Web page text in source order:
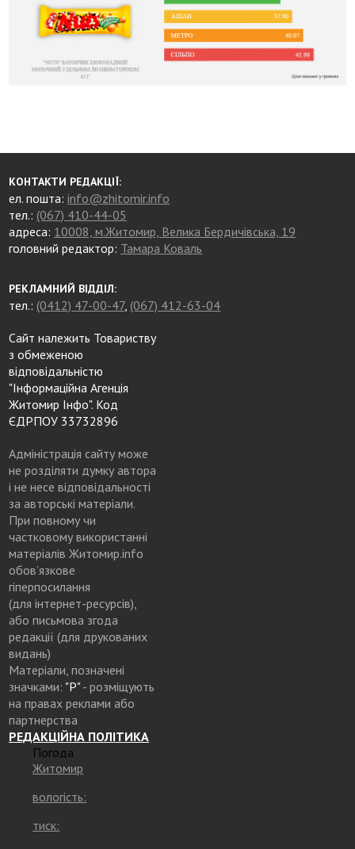
КОНТАКТИ РЕДАКЦІЇ:
ел. пошта:info@zhitomir.info
тел.: (067) 410-44-05
адреса: 10008, м.Житомир, Велика Бердичівська, 19
головний редактор: Тамара Коваль
РЕКЛАМНИЙ ВІДДІЛ:
тел.: (0412) 47-00-47, (067) 412-63-04
Сайт належить Товариству
з обмеженою
відповідальністю
"Інформаційна Агенція
Житомир Інфо". Код
ЄДРПОУ 33732896
Адміністрація сайту може
не розділяти думку автора
і не несе відповідальності
за авторські матеріали.
При повному чи
частковому використанні
матеріалів Житомир.info
обов’язкове
гіперпосилання
(для інтернет-ресурсів),
або письмова згода
редакції (для друкованих
видань)
Матеріали, позначені
значками: "Р"- розміщують
на правах реклами або
партнерства
РЕДАКЦІЙНА ПОЛІТИКА
Погода
Житомир
вологість:
тиск: